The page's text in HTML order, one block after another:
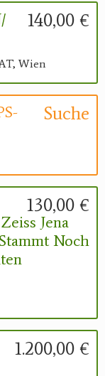
140,00 €
Wien
Suche
130,00 €
Jena
Noch
1.200,00 €